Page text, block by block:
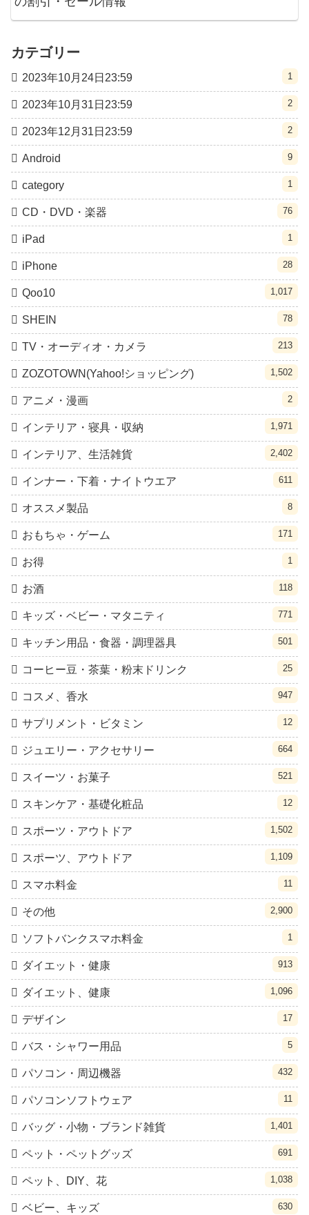
カテゴリー
2023年10月24日23:59 1
2023年10月31日23:59 2
2023年12月31日23:59 2
Android 9
category 1
CD・DVD・楽器 76
iPad 1
iPhone 28
Qoo10 1,017
SHEIN 78
TV・オーディオ・カメラ 213
ZOZOTOWN(Yahoo!ショッピング) 1,502
アニメ・漫画 2
インテリア・寝具・収納 1,971
インテリア、生活雑貨 2,402
インナー・下着・ナイトウエア 611
オススメ製品 8
おもちゃ・ゲーム 171
お得 1
お酒 118
キッズ・ベビー・マタニティ 771
キッチン用品・食器・調理器具 501
コーヒー豆・茶葉・粉末ドリンク 25
コスメ、香水 947
サプリメント・ビタミン 12
ジュエリー・アクセサリー 664
スイーツ・お菓子 521
スキンケア・基礎化粧品 12
スポーツ・アウトドア 1,502
スポーツ、アウトドア 1,109
スマホ料金 11
その他 2,900
ソフトバンクスマホ料金 1
ダイエット・健康 913
ダイエット、健康 1,096
デザイン 17
バス・シャワー用品 5
パソコン・周辺機器 432
パソコンソフトウェア 11
バッグ・小物・ブランド雑貨 1,401
ペット・ペットグッズ 691
ペット、DIY、花 1,038
ベビー、キッズ 630